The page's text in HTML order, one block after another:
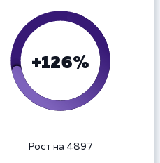
+126%
Рост на 4897